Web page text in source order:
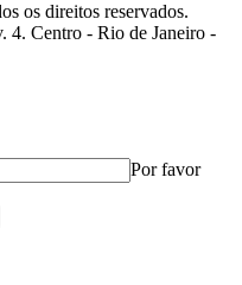
os direitos reservados.
4. Centro - Rio de Janeiro -
Por favor